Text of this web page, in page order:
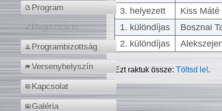
Program
Regisztráció
Programbizottság
Versenyhelyszín
Kapcsolat
Galéria
3. helyezett
Kiss
1. különdíjas
Bosznai
2. különdíjas
Ezt raktuk össze:Töltsd le!.